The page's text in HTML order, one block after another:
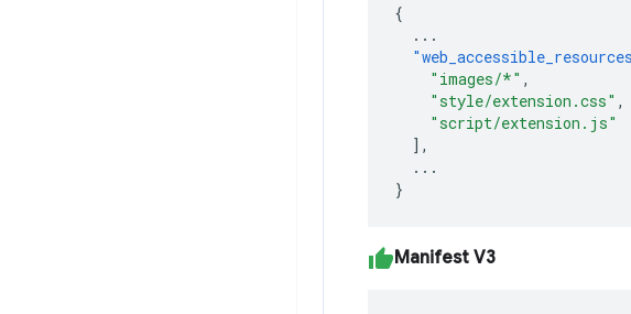
{
...
"images/*" ,
"style/extension.css" ,
"script/extension.js"
],
...
}
Manifest V3